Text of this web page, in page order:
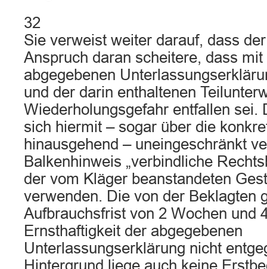
32
Sie verweist weiter darauf, dass
Anspruch daran scheitere, dass
abgegebenen
und der darin enthaltenen
Wiederholungsgefahr entfallen sei.
sich hiermit – sogar über die
hinausgehend – uneingeschränkt
Balkenhinweis „verbindliche
der vom Kläger beanstandeten
verwenden. Die von der Beklagten
Aufbrauchsfrist von 2 Wochen und
Ernsthaftigkeit der abgegebenen
Unterlassungserklärung nicht
Hintergrund liege auch keine